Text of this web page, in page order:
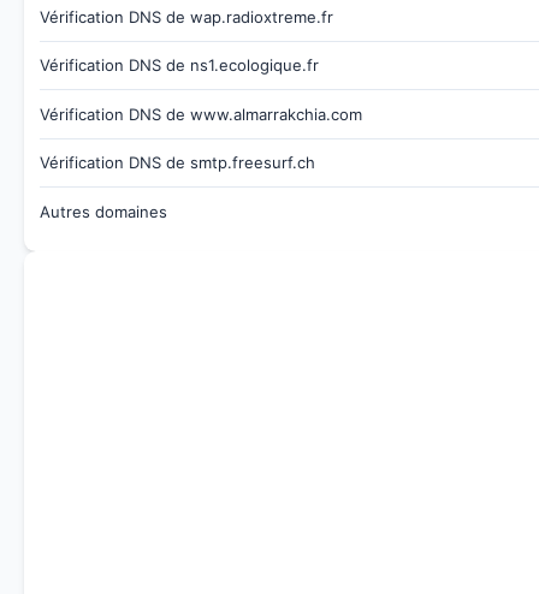
Vérification DNS de wap.radioxtreme.fr
Vérification DNS de ns1.ecologique.fr
Vérification DNS de www.almarrakchia.com
Vérification DNS de smtp.freesurf.ch
Autres domaines